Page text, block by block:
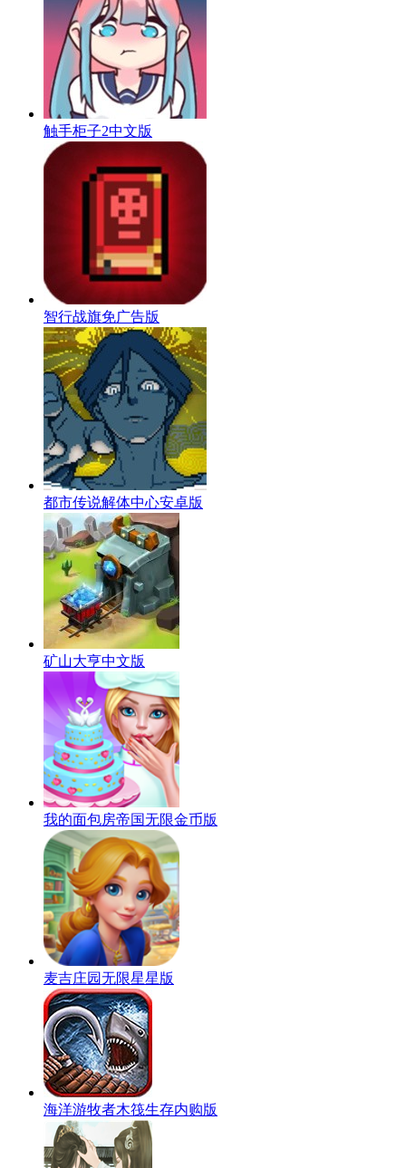
触手柜子2中文版
智行战旗免广告版
都市传说解体中心安卓版
矿山大亨中文版
我的面包房帝国无限金币版
麦吉庄园无限星星版
海洋游牧者木筏生存内购版